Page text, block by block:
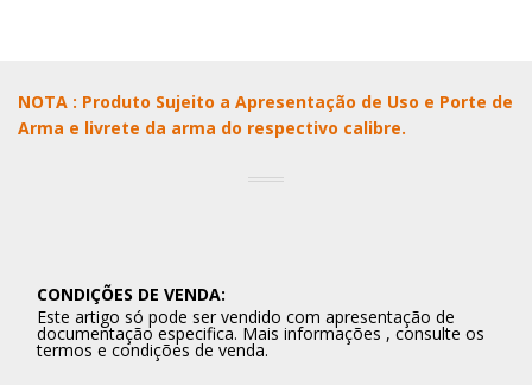
NOTA : Produto Sujeito a Apresentação de Uso e Porte de
Arma e livrete da arma do respectivo calibre.
CONDIÇÕES DE VENDA:
Este artigo só pode ser vendido com apresentação de
documentação especifica. Mais informações , consulte os
termos e condições de venda.